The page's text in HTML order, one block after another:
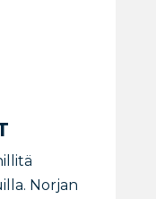
Norjan